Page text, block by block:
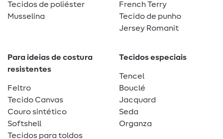
Tecidos de poliéster
Musselina
French Terry
Tecido de punho
Jersey Romanit
Para ideias de costura
resistentes
Feltro
Tecido Canvas
Couro sintético
Softshell
Tecidos para toldos
Tecidos especiais
Tencel
Bouclé
Jacquard
Seda
Organza